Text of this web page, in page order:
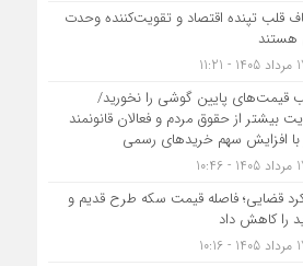
قلب تپنده اقتصاد و تقویت‌کننده وحدت
هستند
قیمت‌های پایین گوشی را نخورید/
بیشتر از حقوق مردم و فعالان قانونمند
با افزایش سهم خریدهای رسمی
قضایی؛ فاصله قیمت سکه طرح قدیم و
را کاهش داد